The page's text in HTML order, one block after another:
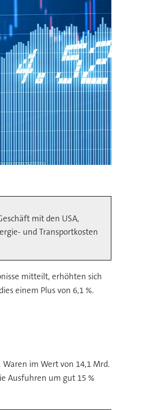
mit den USA,
und Transportkosten
mitteilt, erhöhten sich
einem Plus von 6,1 %.
im Wert von 14,1 Mrd.
Ausfuhren um gut 15 %